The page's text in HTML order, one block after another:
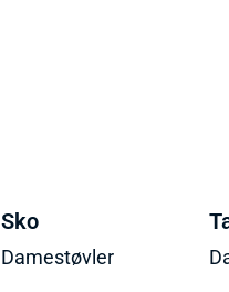
Sko
Damestøvler